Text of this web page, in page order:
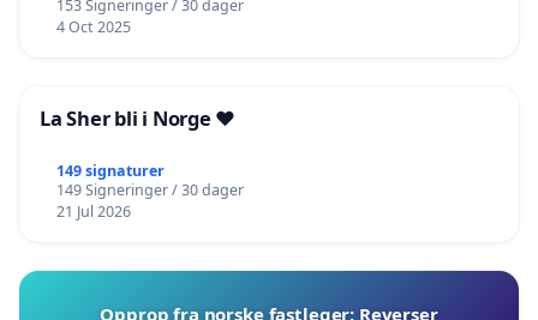
153 Signeringer / 30 dager
4 Oct 2025
La Sher bli i Norge ❤️
149 signaturer
149 Signeringer / 30 dager
21 Jul 2026
Opprop fra norske fastleger: Reverser